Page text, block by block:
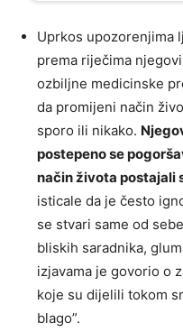
Uprkos upozorenjima
prema riječima
ozbiljne medicinske
da promijeni način
sporo ili nikako.
postepeno se
način života postajali
isticale da je često
se stvari same od
bliskih saradnika,
izjavama je govorio o
koje su dijelili tokom
blago”.